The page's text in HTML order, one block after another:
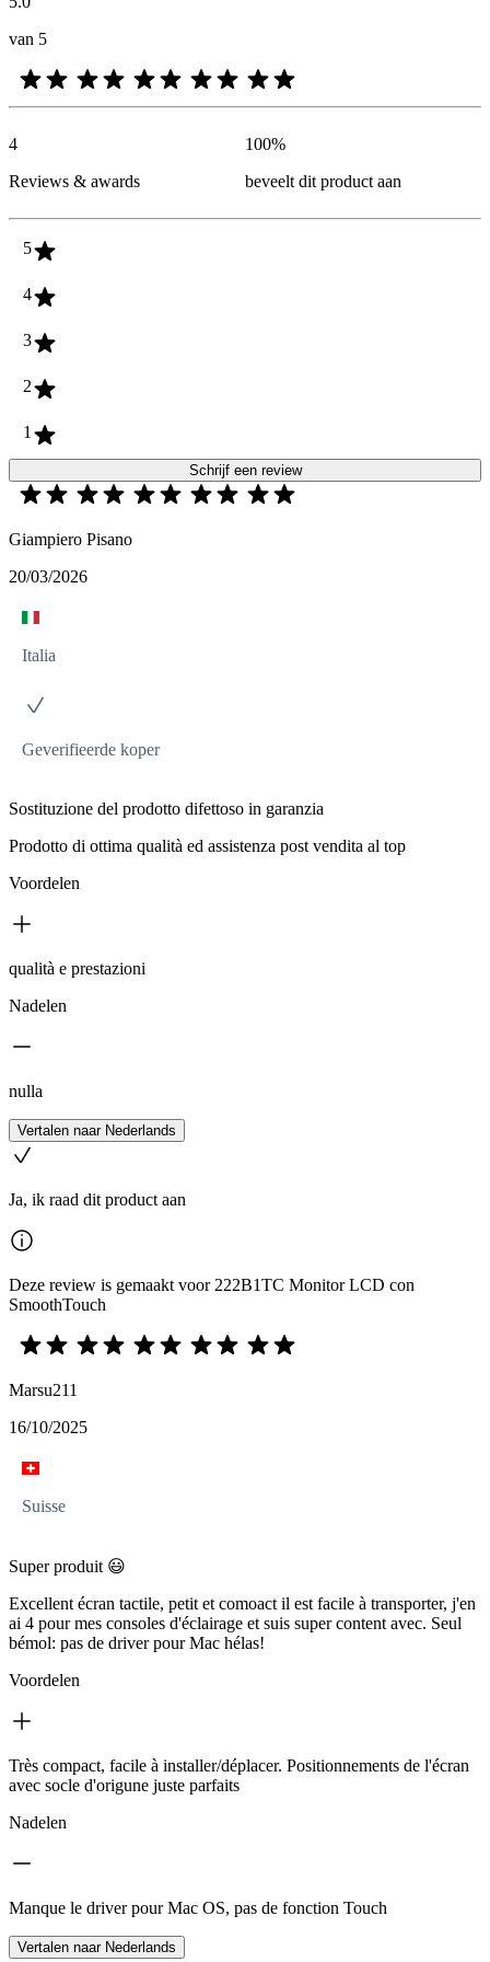
van 5
4
Reviews & awards
100%
beveelt dit product aan
5
4
3
2
1
Schrijf een review
Giampiero Pisano
20/03/2026
Italia
Geverifieerde koper
Sostituzione del prodotto difettoso in garanzia
Prodotto di ottima qualità ed assistenza post vendita al top
Voordelen
qualità e prestazioni
Nadelen
nulla
Vertalen naar Nederlands
Ja, ik raad dit product aan
Deze review is gemaakt voor 222B1TC Monitor LCD con
SmoothTouch
Marsu211
16/10/2025
Suisse
Super produit 😃
Excellent écran tactile, petit et comoact il est facile à transporter, j'en
ai 4 pour mes consoles d'éclairage et suis super content avec. Seul
bémol: pas de driver pour Mac hélas!
Voordelen
Très compact, facile à installer/déplacer. Positionnements de l'écran
avec socle d'origune juste parfaits
Nadelen
Manque le driver pour Mac OS, pas de fonction Touch
Vertalen naar Nederlands